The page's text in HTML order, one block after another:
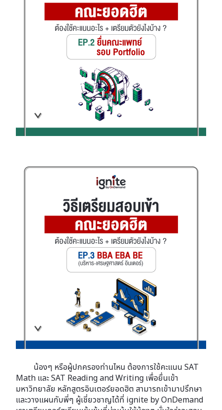
น้องๆ หรือผู้ปกครองท่านไหน ต้องการใช้คะแนน SAT
Math และ SAT Reading and Writing เพื่อยื่นเข้า
มหาวิทยาลัย หลักสูตรอินเตอร์ยอดฮิต สามารถเข้ามาปรึกษา
และวางแผนกับพี่ๆ ผู้เชี่ยวชาญได้ที่ ignite by OnDemand